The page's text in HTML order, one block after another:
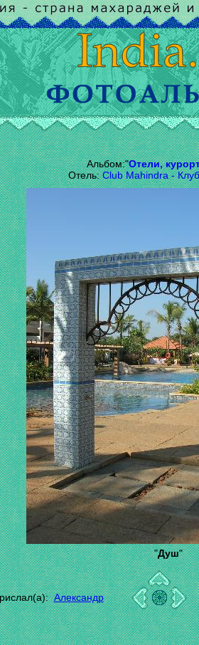
Альбом:"Отели,
Отель:Club Mahindra -
"Душ"
Александр